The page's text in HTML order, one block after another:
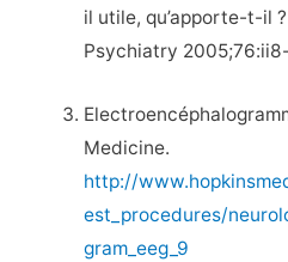
il utile, qu’apporte-t-il
Psychiatry
Medicine.
http://
est_procedures/
gram_eeg_9